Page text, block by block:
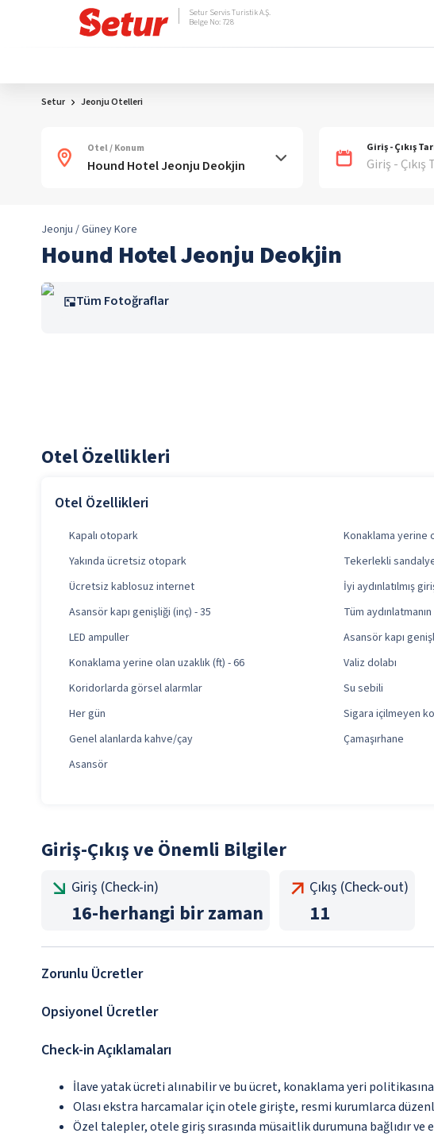
Setur Servis Turistik A.Ş.
Belge No: 728
Setur Jeonju Otelleri
Otel / Konum Giriş - Çıkış
Giriş -
Jeonju / Güney Kore
Hound Hotel Jeonju Deokjin
Tüm Fotoğraflar
Otel Özellikleri
Otel Özellikleri
Kapalı otopark Konaklama yerine
Yakında ücretsiz otopark
Tekerlekli
Ücretsiz kablosuz internet
İyi aydınlatılmış
Asansör kapı genişliği (inç) - 35
Tüm
LED ampuller
Asansör kapı
Konaklama yerine olan uzaklık (ft) - 66
Valiz dolabı
Koridorlarda görsel alarmlar
Su sebili
Her gün
Sigara içilmeyen
Genel alanlarda kahve/çay
Çamaşırhane
Asansör
Giriş-Çıkış ve Önemli Bilgiler
Giriş (Check-in)
16-herhangi bir zaman
Çıkış (Check-out)
11
Zorunlu Ücretler
Opsiyonel Ücretler
Check-in Açıklamaları
İlave yatak ücreti alınabilir ve bu ücret, konaklama yeri
Olası ekstra harcamalar için otele girişte, resmi kurumlarca
Özel talepler, otele giriş sırasında müsaitlik durumuna bağlıdır